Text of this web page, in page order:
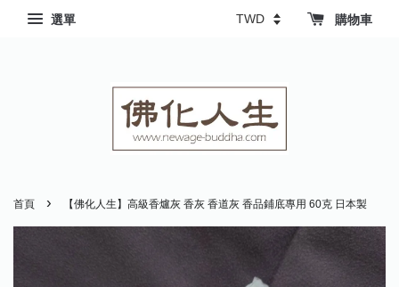
選單 購物車
首頁 › 【佛化人生】高級香爐灰 香灰 香道灰 香品鋪底專用 60克 日本製